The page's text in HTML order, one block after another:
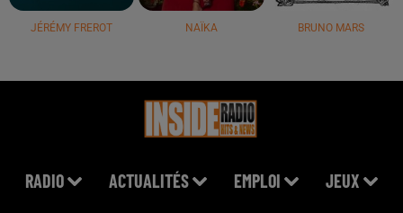
JÉRÉMY FREROT NAÏKA BRUNO MARS
RADIO ACTUALITÉS EMPLOI JEUX